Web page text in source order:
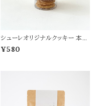
シューレオリジナルクッキー 本鷹
チーズ
¥580